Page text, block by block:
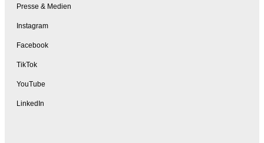
Presse & Medien
Instagram
Facebook
TikTok
YouTube
LinkedIn